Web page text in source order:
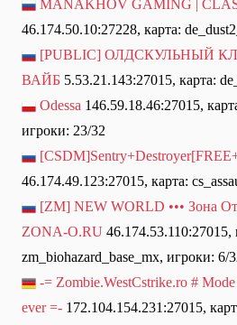
MANAKHOV GAMING |
46.174.50.10:27228, карта:
[PUBLIC] ОЛДСКУЛЬНЫЙ
ВАЙБ 5.53.21.143:27015, карта:
Odessa 146.59.18.46:27015,
игроки: 23/32
46.174.49.123:27015, карта:
[ZM] NEW WORLD ••• Зона
ZONA-O.RU 46.174.53.110:27015,
zm_biohazard_base_mx, игроки: 6/
-= Zombie.WestCstrike.ro #
ever =- 172.104.154.231:27015,